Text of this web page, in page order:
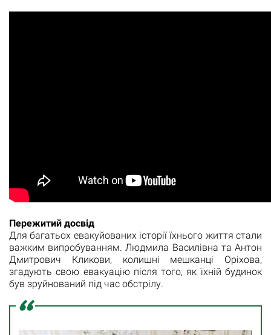
Пережитий досвід
Для багатьох евакуйованих історії їхнього життя стали
важким випробуванням. Людмила Василівна та Антон
Дмитрович Кликови, колишні мешканці Оріхова,
згадують свою евакуацію після того, як їхній будинок
був зруйнований під час обстрілу.